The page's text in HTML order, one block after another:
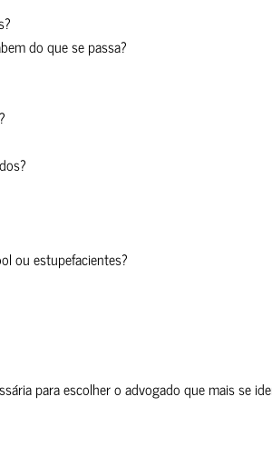
do que se passa?
ou estupefacientes?
para escolher o advogado que mais se